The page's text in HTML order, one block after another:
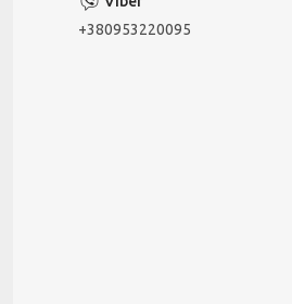
+380953220095